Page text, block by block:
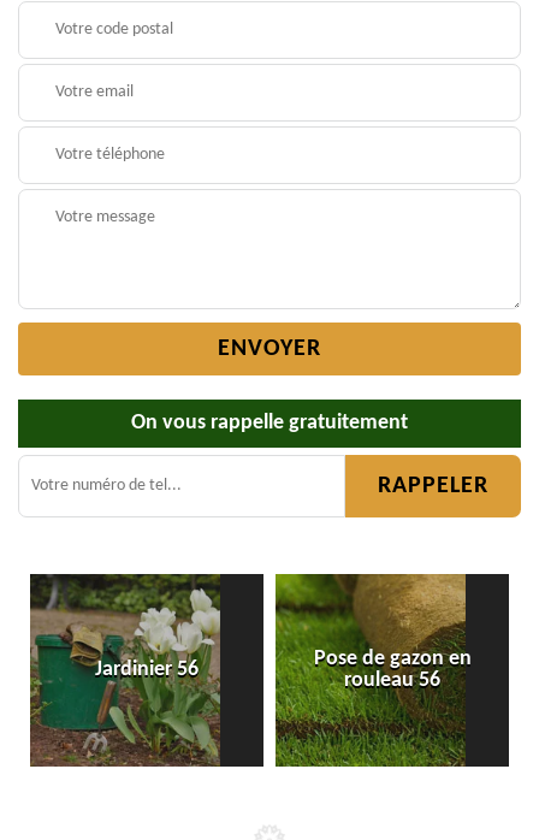
On vous rappelle gratuitement
Jardinier 56
Pose de gazon en
rouleau 56